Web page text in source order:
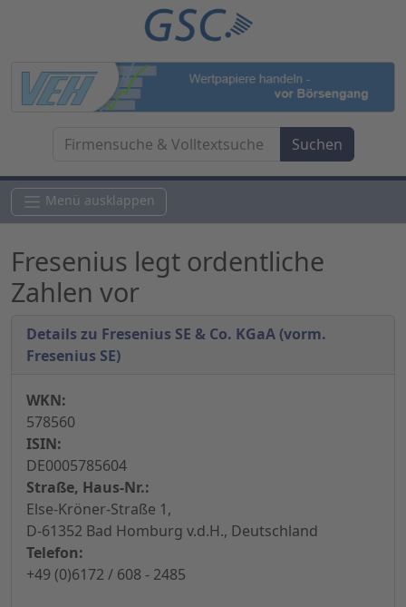
Menü ausklappen
Fresenius legt ordentliche
Zahlen vor
Details zu Fresenius SE & Co. KGaA (vorm.
Fresenius SE)
WKN:
578560
ISIN:
DE0005785604
Straße, Haus-Nr.:
Else-Kröner-Straße 1,
D-61352 Bad Homburg v.d.H., Deutschland
Telefon:
+49 (0)6172 / 608 - 2485